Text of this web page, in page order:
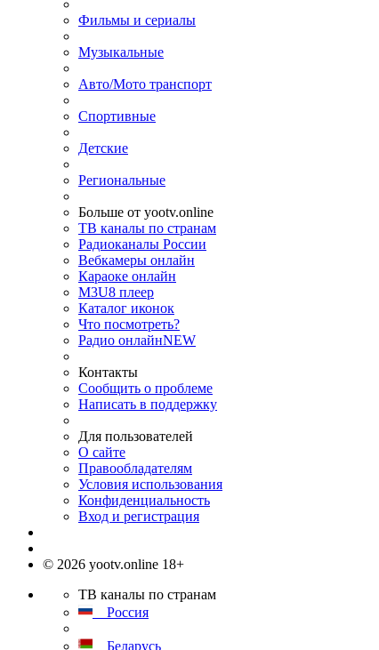
Фильмы и сериалы
Музыкальные
Авто/Мото транспорт
Спортивные
Детские
Региональные
Больше от yootv.online
ТВ каналы по странам
Радиоканалы России
Вебкамеры онлайн
Караоке онлайн
M3U8 плеер
Каталог иконок
Что посмотреть?
Радио онлайнNEW
Контакты
Сообщить о проблеме
Написать в поддержку
Для пользователей
О сайте
Правообладателям
Условия использования
Конфиденциальность
Вход и регистрация
© 2026 yootv.online 18+
ТВ каналы по странам
Россия
Беларусь